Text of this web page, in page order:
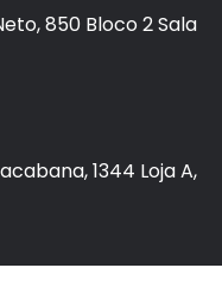
850 Bloco 2 Sala
1344 Loja A,